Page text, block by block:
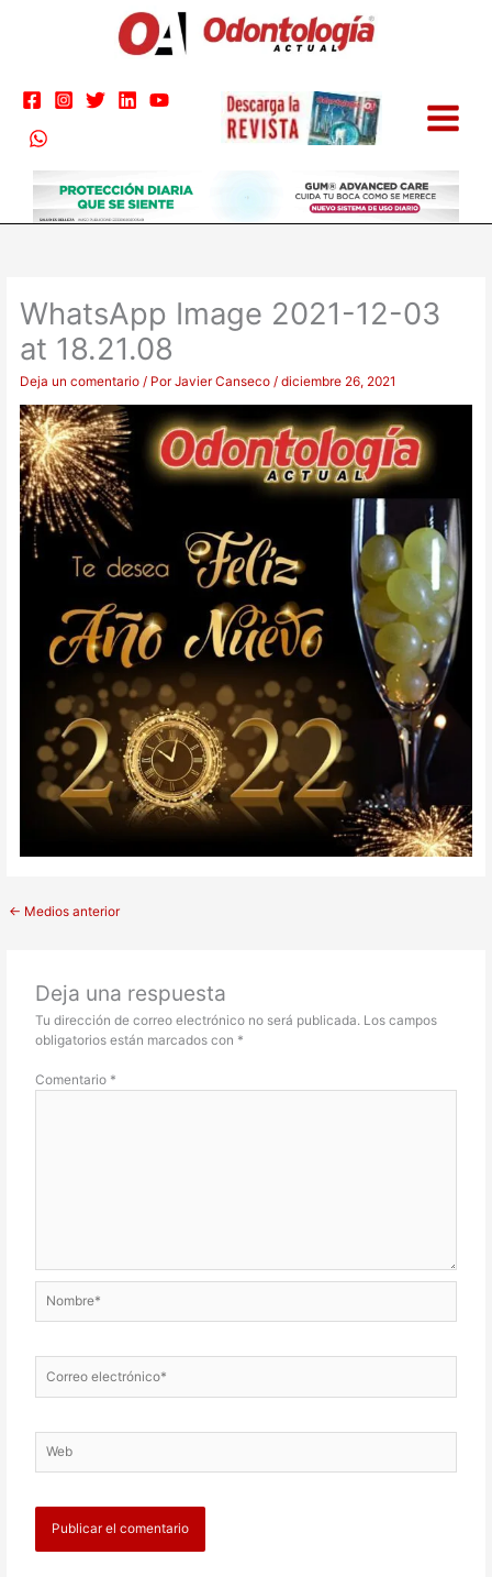
WhatsApp Image 2021-12-03
at 18.21.08
Deja un comentario / PorJavier Canseco/diciembre 26, 2021
← Medios anterior
Deja una respuesta
Tu dirección de correo electrónico no será publicada. Los campos
obligatorios están marcados con *
Comentario *
electrónico*